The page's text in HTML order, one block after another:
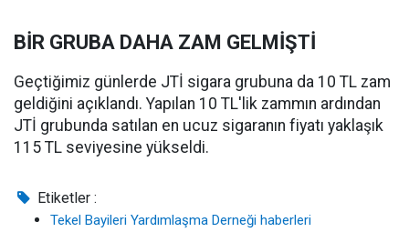
BİR GRUBA DAHA ZAM GELMİŞTİ
Geçtiğimiz günlerde JTİ sigara grubuna da 10 TL zam
geldiğini açıklandı. Yapılan 10 TL'lik zammın ardından
JTİ grubunda satılan en ucuz sigaranın fiyatı yaklaşık
115 TL seviyesine yükseldi.
Etiketler :
Tekel Bayileri Yardımlaşma Derneği haberleri